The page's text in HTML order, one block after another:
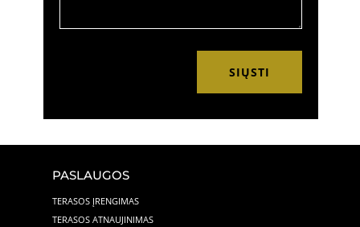
SIŲSTI
PASLAUGOS
TERASOS ĮRENGIMAS
TERASOS ATNAUJINIMAS